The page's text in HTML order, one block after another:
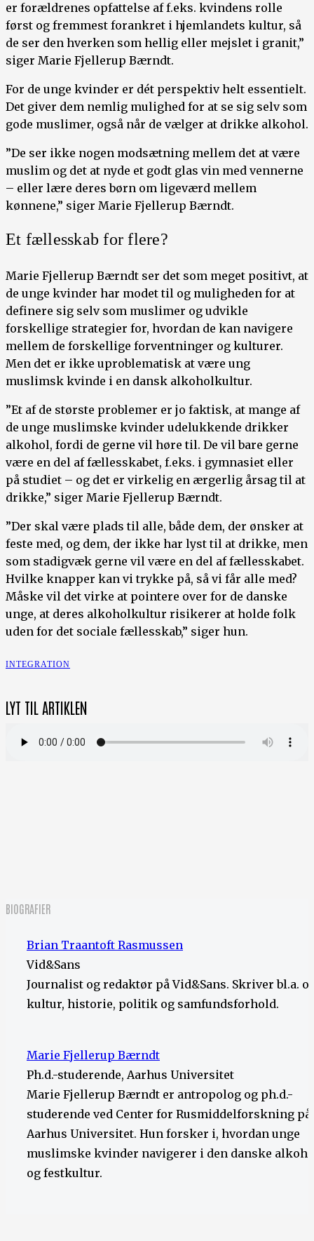
er forældrenes opfattelse af f.eks. kvindens rolle
først og fremmest forankret i hjemlandets kultur, så
de ser den hverken som hellig eller mejslet i granit,”
siger Marie Fjellerup Bærndt.
For de unge kvinder er dét perspektiv helt essentielt.
Det giver dem nemlig mulighed for at se sig selv som
gode muslimer, også når de vælger at drikke alkohol.
”De ser ikke nogen modsætning mellem det at være
muslim og det at nyde et godt glas vin med vennerne
– eller lære deres børn om ligeværd mellem
kønnene,” siger Marie Fjellerup Bærndt.
Et fællesskab for flere?
Marie Fjellerup Bærndt ser det som meget positivt, at
de unge kvinder har modet til og muligheden for at
definere sig selv som muslimer og udvikle
forskellige strategier for, hvordan de kan navigere
mellem de forskellige forventninger og kulturer.
Men det er ikke uproblematisk at være ung
muslimsk kvinde i en dansk alkoholkultur.
”Et af de største problemer er jo faktisk, at mange af
de unge muslimske kvinder udelukkende drikker
alkohol, fordi de gerne vil høre til. De vil bare gerne
være en del af fællesskabet, f.eks. i gymnasiet eller
på studiet – og det er virkelig en ærgerlig årsag til at
drikke,” siger Marie Fjellerup Bærndt.
”Der skal være plads til alle, både dem, der ønsker at
feste med, og dem, der ikke har lyst til at drikke, men
som stadigvæk gerne vil være en del af fællesskabet.
Hvilke knapper kan vi trykke på, så vi får alle med?
Måske vil det virke at pointere over for de danske
unge, at deres alkoholkultur risikerer at holde folk
uden for det sociale fællesskab,” siger hun.
INTEGRATION
LYT TIL ARTIKLEN
BIOGRAFIER
Brian Traantoft Rasmussen
Vid&Sans
Journalist og redaktør på Vid&Sans. Skriver bl.a.
kultur, historie, politik og samfundsforhold.
Marie Fjellerup Bærndt
Ph.d.-studerende, Aarhus Universitet
Marie Fjellerup Bærndt er antropolog og ph.d.-
studerende ved Center for Rusmiddelforskning på
Aarhus Universitet. Hun forsker i, hvordan unge
muslimske kvinder navigerer i den danske
og festkultur.